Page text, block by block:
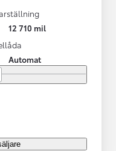
12 710 mil
Automat